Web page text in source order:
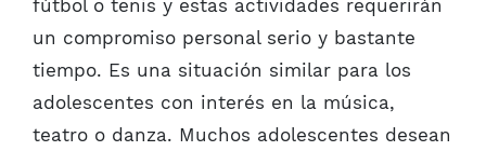
fútbol o tenis y estas actividades requerirán
un compromiso personal serio y bastante
tiempo. Es una situación similar para los
adolescentes con interés en la música,
teatro o danza. Muchos adolescentes desean